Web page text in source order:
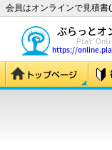
会員はオンラインで見積書(